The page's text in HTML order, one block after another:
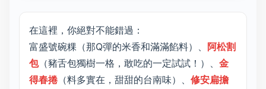
在這裡，你絕對不能錯過：
富盛號碗粿（那Q彈的米香和滿滿餡料）、 阿松割
包（豬舌包獨樹一格，敢吃的一定試試！）、 金
得春捲 （料多實在，甜甜的台南味）、 修安扁擔